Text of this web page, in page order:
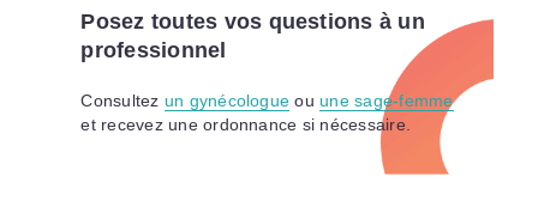
Posez toutes vos questions à un
professionnel
Consultez un gynécologue ou une sage-femme
et recevez une ordonnance si nécessaire.